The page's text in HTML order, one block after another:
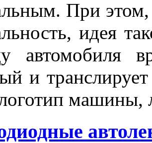
При этом,
идея
автомобиля
и
машины,